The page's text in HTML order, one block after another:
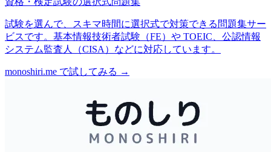
試験を選んで、スキマ時間に選択式で対策できる問題集サー
ビスです。基本情報技術者試験（FE）や TOEIC、公認情報
システム監査人（CISA）などに対応しています。
monoshiri.me で試してみる →